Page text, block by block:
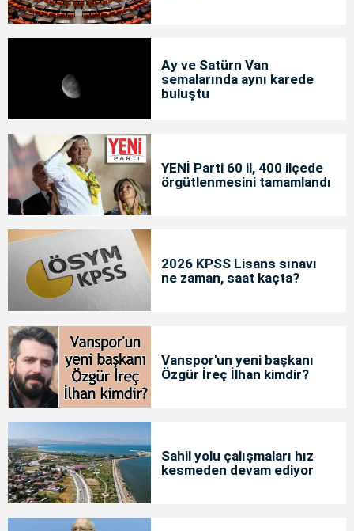
Ay ve Satürn Van
semalarında aynı karede
buluştu
YENİ Parti 60 il, 400 ilçede
örgütlenmesini tamamlandı
2026 KPSS Lisans sınavı
ne zaman, saat kaçta?
Vanspor'un yeni başkanı
Özgür İreç İlhan kimdir?
Sahil yolu çalışmaları hız
kesmeden devam ediyor